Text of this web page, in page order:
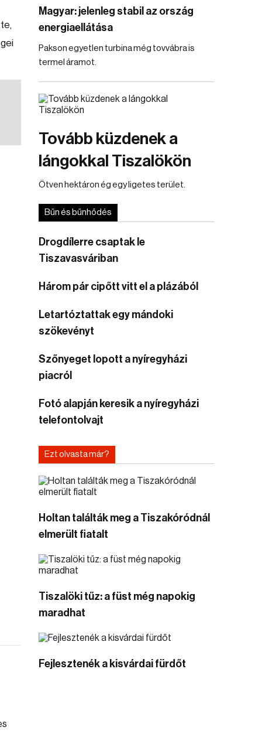
Magyar: jelenleg stabil az ország
energiaellátása
Pakson egyetlen turbina még tovvábra is
termel áramot.
Tovább küzdenek a
lángokkal Tiszalökön
Ötven hektáron ég egy ligetes terület.
Bűn és bűnhődés
Drogdílerre csaptak le
Tiszavasváriban
Három pár cipőtt vitt el a plázából
Letartóztattak egy mándoki
szökevényt
Szőnyeget lopott a nyíregyházi
piacról
Fotó alapján keresik a nyíregyházi
telefontolvajt
Ezt olvasta már?
Holtan találták meg a Tiszakóródnál
elmerült fiatalt
Tiszalöki tűz: a füst még napokig
maradhat
Fejlesztenék a kisvárdai fürdőt